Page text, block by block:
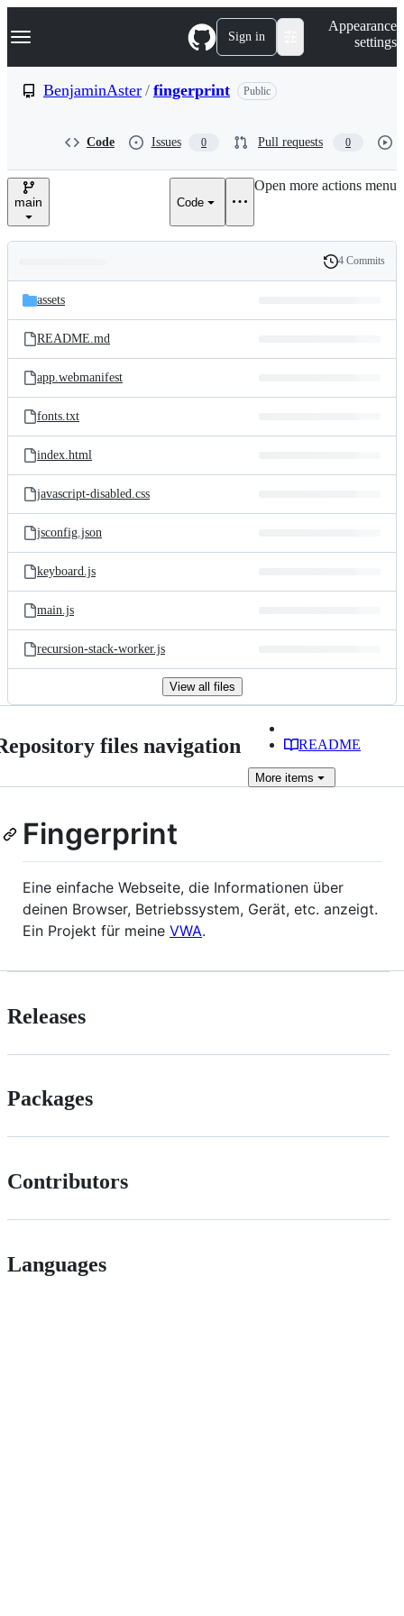
k
p
e
Navigation Menu Sign in
Appearance
settings
BenjaminAster / fingerprint Public
Code Issues 0 Pull requests 0
main Code
Open more actions menu
and
files
Latest
commit
History
4 Commits
assets
README.md
app.webmanifest
fonts.txt
index.html
javascript-disabled.css
jsconfig.json
keyboard.js
main.js
recursion-stack-worker.js
View all files
files navigation README
More items
Fingerprint
Eine einfache Webseite, die Informationen über
deinen Browser, Betriebssystem, Gerät, etc. anzeigt.
Ein Projekt für meine VWA.
Releases
Packages
Contributors
Languages